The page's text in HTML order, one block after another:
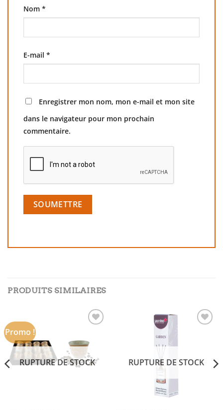
Nom *
E-mail *
Enregistrer mon nom, mon e-mail et mon site
dans le navigateur pour mon prochain
commentaire.
PRODUITS SIMILAIRES
Promo !
RUPTURE DE STOCK RUPTURE DE STOCK